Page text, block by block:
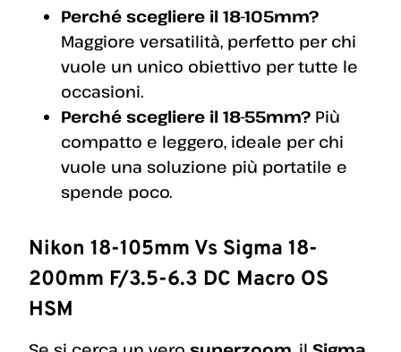
Perché scegliere il 18-105mm?
Maggiore versatilità, perfetto per chi
vuole un unico obiettivo per tutte le
occasioni.
Perché scegliere il 18-55mm? Più
compatto e leggero, ideale per chi
vuole una soluzione più portatile e
spende poco.
Nikon 18-105mm Vs Sigma 18-
200mm F/3.5-6.3 DC Macro OS
HSM